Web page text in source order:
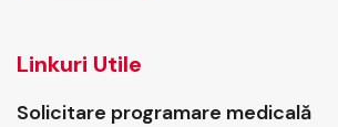
Linkuri Utile
Solicitare programare medicală